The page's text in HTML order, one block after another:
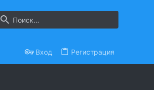
Вход Регистрация